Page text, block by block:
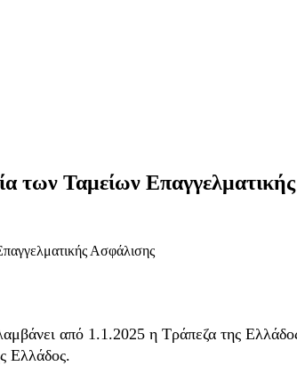
των Ταμείων
από 1.1.2025 η Τράπεζα της
Ελλάδος.